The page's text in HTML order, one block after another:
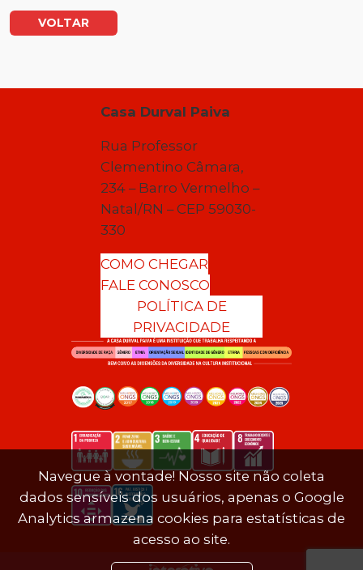
VOLTAR
Casa Durval Paiva
Rua Professor
Clementino Câmara,
234 – Barro Vermelho –
Natal/RN – CEP 59030-
330
COMO CHEGAR
FALE CONOSCO
POLÍTICA DE
PRIVACIDADE
Navegue à vontade! Nosso site não coleta
dados sensíveis dos usuários, apenas o Google
Analytics armazena cookies para estatísticas de
acesso ao site.